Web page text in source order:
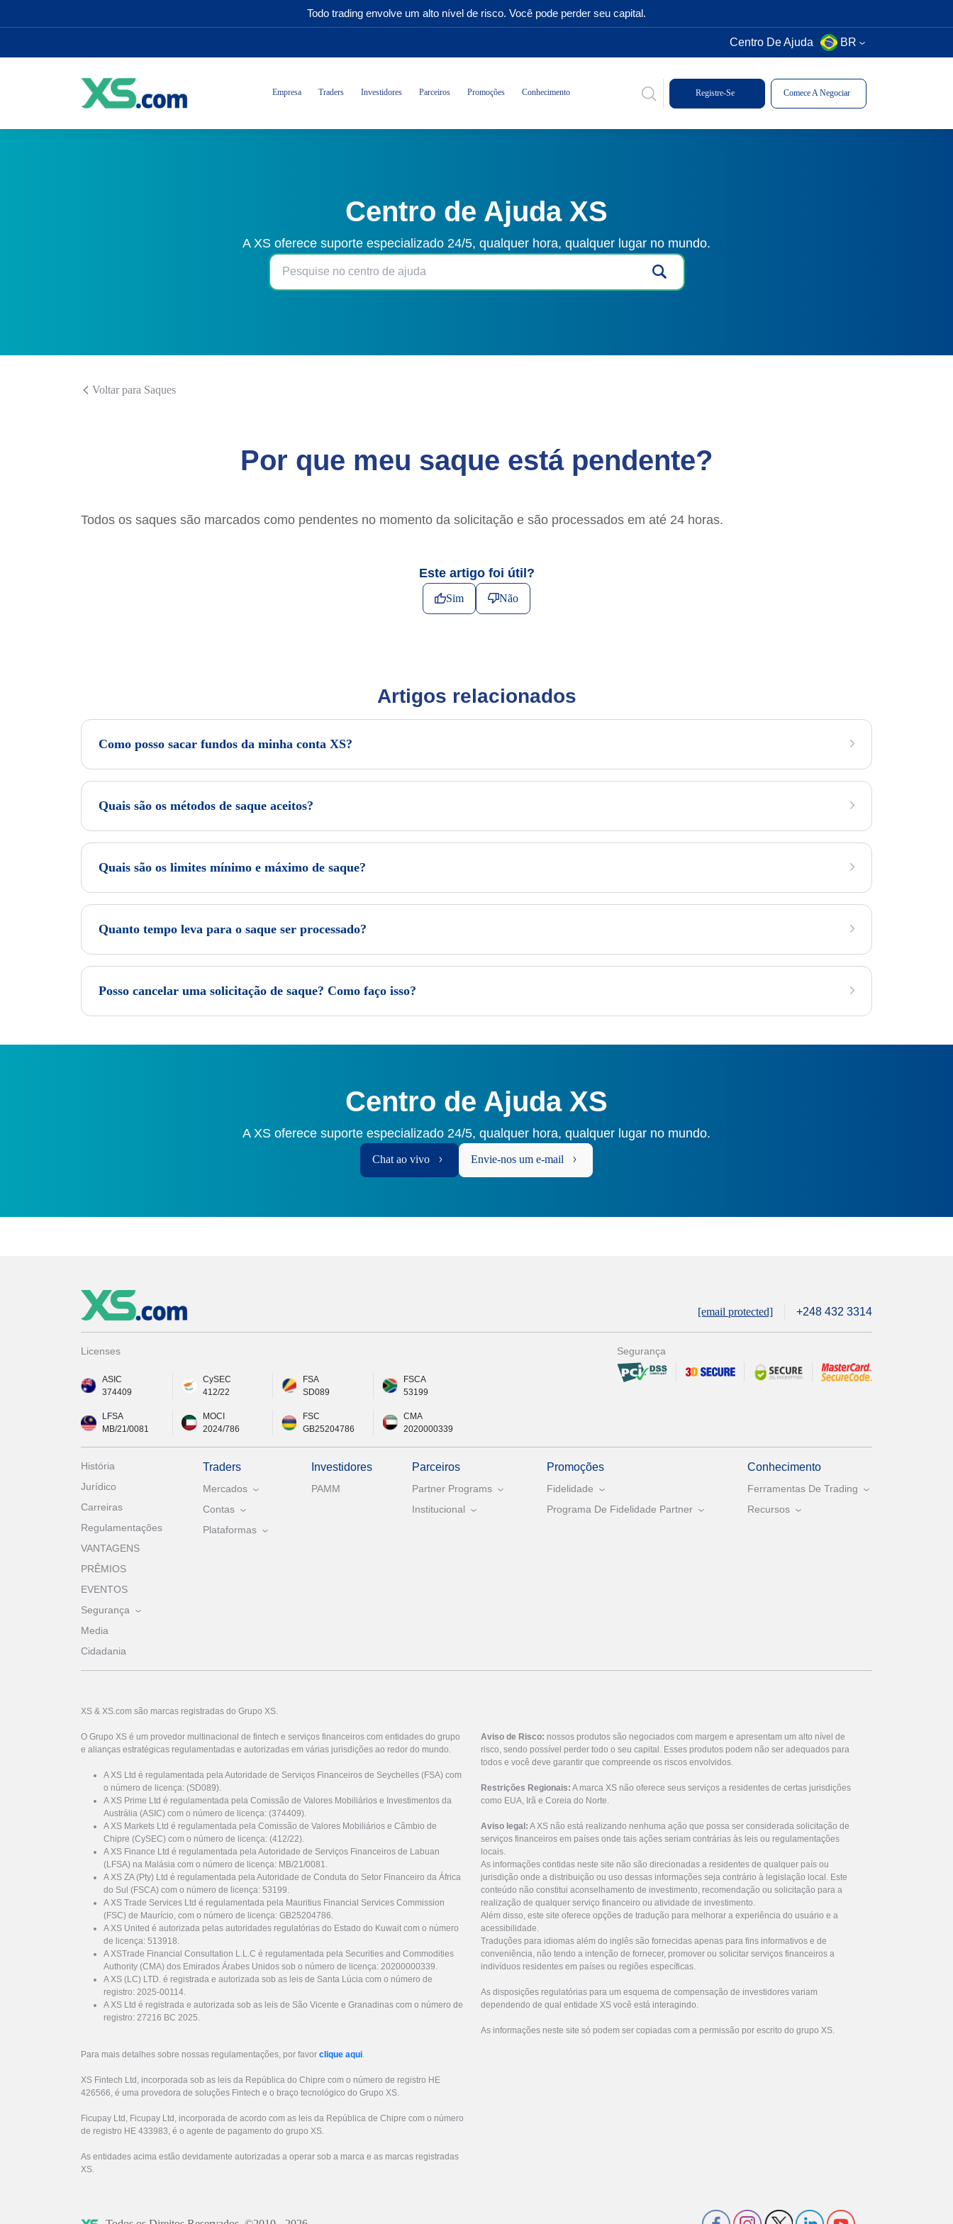
Todo trading envolve um alto nível de risco. Você pode perder seu capital.
Centro De Ajuda BR
Empresa Traders Investidores Parceiros Promoções Conhecimento Registre-Se Comece A Negociar
Centro de Ajuda XS
A XS oferece suporte especializado 24/5, qualquer hora, qualquer lugar no mundo.
Voltar para Saques
Por que meu saque está pendente?
Todos os saques são marcados como pendentes no momento da solicitação e são processados em até 24 horas.
Este artigo foi útil?
Sim Não
Artigos relacionados
Como posso sacar fundos da minha conta XS?
Quais são os métodos de saque aceitos?
Quais são os limites mínimo e máximo de saque?
Quanto tempo leva para o saque ser processado?
Posso cancelar uma solicitação de saque? Como faço isso?
Centro de Ajuda XS
A XS oferece suporte especializado 24/5, qualquer hora, qualquer lugar no mundo.
Chat ao vivo Envie-nos um e-mail
[email protected] +248 432 3314
Licenses
ASIC
374409
CySEC
412/22
FSA
SD089
FSCA
53199
LFSA
MB/21/0081
MOCI
2024/786
FSC
GB25204786
CMA
2020000339
Segurança
História
Jurídico
Carreiras
Regulamentações
VANTAGENS
PRÊMIOS
EVENTOS
Segurança
Media
Cidadania
Traders
Mercados
Contas
Plataformas
Investidores
PAMM
Parceiros
Partner Programs
Institucional
Promoções
Fidelidade
Programa De Fidelidade Partner
Conhecimento
Ferramentas De Trading
Recursos
XS & XS.com são marcas registradas do Grupo XS.
O Grupo XS é um provedor multinacional de fintech e serviços financeiros com entidades do grupo
e alianças estratégicas regulamentadas e autorizadas em várias jurisdições ao redor do mundo.
A XS Ltd é regulamentada pela Autoridade de Serviços Financeiros de Seychelles (FSA) com
o número de licença: (SD089).
A XS Prime Ltd é regulamentada pela Comissão de Valores Mobiliários e Investimentos da
Austrália (ASIC) com o número de licença: (374409).
A XS Markets Ltd é regulamentada pela Comissão de Valores Mobiliários e Câmbio de
Chipre (CySEC) com o número de licença: (412/22).
A XS Finance Ltd é regulamentada pela Autoridade de Serviços Financeiros de Labuan
(LFSA) na Malásia com o número de licença: MB/21/0081.
A XS ZA (Pty) Ltd é regulamentada pela Autoridade de Conduta do Setor Financeiro da África
do Sul (FSCA) com o número de licença: 53199.
A XS Trade Services Ltd é regulamentada pela Mauritius Financial Services Commission
(FSC) de Maurício, com o número de licença: GB25204786.
A XS United é autorizada pelas autoridades regulatórias do Estado do Kuwait com o número
de licença: 513918.
A XSTrade Financial Consultation L.L.C é regulamentada pela Securities and Commodities
Authority (CMA) dos Emirados Árabes Unidos sob o número de licença: 20200000339.
A XS (LC) LTD. é registrada e autorizada sob as leis de Santa Lúcia com o número de
registro: 2025-00114.
A XS Ltd é registrada e autorizada sob as leis de São Vicente e Granadinas com o número de
registro: 27216 BC 2025.
Para mais detalhes sobre nossas regulamentações, por favor clique aqui.
XS Fintech Ltd, incorporada sob as leis da República do Chipre com o número de registro HE
426566, é uma provedora de soluções Fintech e o braço tecnológico do Grupo XS.
Ficupay Ltd, Ficupay Ltd, incorporada de acordo com as leis da República de Chipre com o número
de registro HE 433983, é o agente de pagamento do grupo XS.
As entidades acima estão devidamente autorizadas a operar sob a marca e as marcas registradas
XS.
Aviso de Risco: nossos produtos são negociados com margem e apresentam um alto nível de
risco, sendo possível perder todo o seu capital. Esses produtos podem não ser adequados para
todos e você deve garantir que compreende os riscos envolvidos.
Restrições Regionais: A marca XS não oferece seus serviços a residentes de certas jurisdições
como EUA, Irã e Coreia do Norte.
Aviso legal: A XS não está realizando nenhuma ação que possa ser considerada solicitação de
serviços financeiros em países onde tais ações seriam contrárias às leis ou regulamentações
locais.
As informações contidas neste site não são direcionadas a residentes de qualquer país ou
jurisdição onde a distribuição ou uso dessas informações seja contrário à legislação local. Este
conteúdo não constitui aconselhamento de investimento, recomendação ou solicitação para a
realização de qualquer serviço financeiro ou atividade de investimento.
Além disso, este site oferece opções de tradução para melhorar a experiência do usuário e a
acessibilidade.
Traduções para idiomas além do inglês são fornecidas apenas para fins informativos e de
conveniência, não tendo a intenção de fornecer, promover ou solicitar serviços financeiros a
indivíduos residentes em países ou regiões específicas.
As disposições regulatórias para um esquema de compensação de investidores variam
dependendo de qual entidade XS você está interagindo.
As informações neste site só podem ser copiadas com a permissão por escrito do grupo XS.